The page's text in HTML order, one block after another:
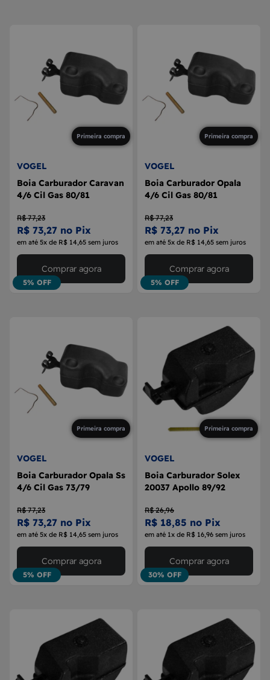
Primeira compra
VOGEL
Boia Carburador Caravan
4/6 Cil Gas 80/81
R$ 77,23
R$ 73,27 no Pix
em até 5x de R$ 14,65 sem juros
5% OFF
Comprar agora
Primeira compra
VOGEL
Boia Carburador Opala
4/6 Cil Gas 80/81
R$ 77,23
R$ 73,27 no Pix
em até 5x de R$ 14,65 sem juros
5% OFF
Comprar agora
Primeira compra
VOGEL
Boia Carburador Opala Ss
4/6 Cil Gas 73/79
R$ 77,23
R$ 73,27 no Pix
em até 5x de R$ 14,65 sem juros
5% OFF
Comprar agora
Primeira compra
VOGEL
Boia Carburador Solex
20037 Apollo 89/92
R$ 26,96
R$ 18,85 no Pix
em até 1x de R$ 16,96 sem juros
30% OFF
Comprar agora